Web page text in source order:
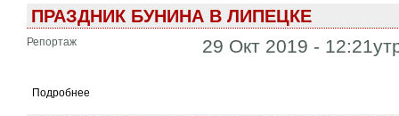
ПРАЗДНИК БУНИНА В ЛИПЕЦКЕ
Репортаж 29 Окт 2019 -
Подробнее